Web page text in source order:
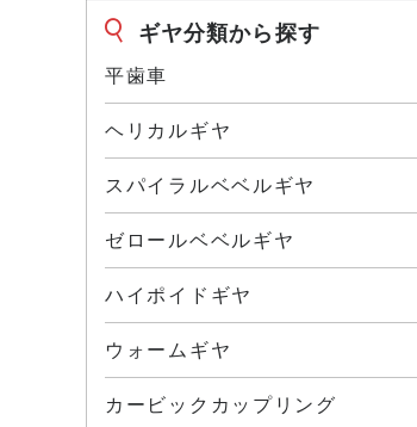
ギヤ分類から探す
平歯車
ヘリカルギヤ
スパイラルベベルギヤ
ゼロールベベルギヤ
ハイポイドギヤ
ウォームギヤ
カービックカップリング